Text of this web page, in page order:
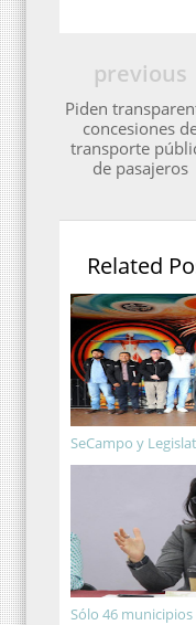
previous
Piden
concesiones
transporte
de pasajeros
Related
SeCampo y
Sólo 46